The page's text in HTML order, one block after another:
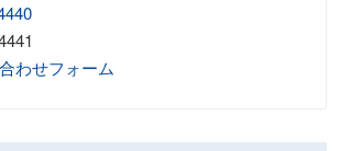
わせフォーム